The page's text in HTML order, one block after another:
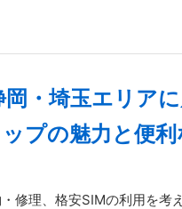
岡・埼玉エリア
プの魅力と便
修理、格安SIMの利用を考